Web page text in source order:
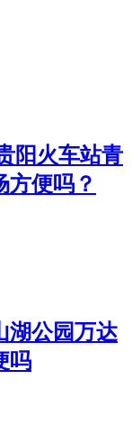
阳火车站青
方便吗？
湖公园万达
吗